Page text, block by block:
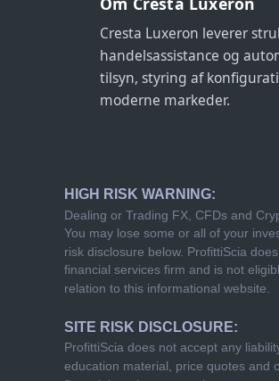
Cresta Luxeron leverer
handelsassistance og
tilsyn, styring af
moderne markeder.